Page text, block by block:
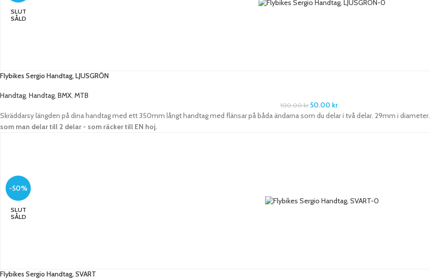
SLUT
SÅLD
Flybikes Sergio Handtag, LJUSGRÖN
Handtag, Handtag, BMX, MTB
100.00kr 50.00 kr
Skräddarsy längden på dina handtag med ett 350mm långt handtag med flänsar på båda ändarna som du delar i två delar. 29mm i diameter.
som man delar till 2 delar - som räcker till EN hoj.
-50%
SLUT
SÅLD
Flybikes Sergio Handtag, SVART